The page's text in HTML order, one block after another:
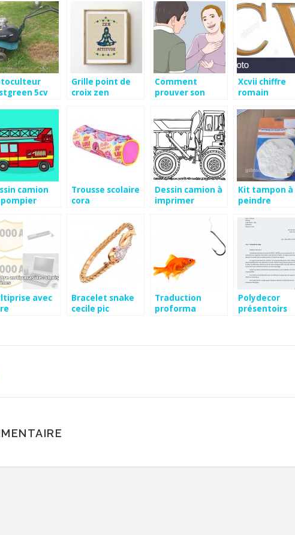
875 cmdw r
5cv
Grille point de
croix zen
Comment
prouver son
Xcvii chiffre
romain
camion
pompier
Trousse scolaire
cora
Dessin camion à
imprimer
Kit tampon à
peindre
avec
Bracelet snake
cecile pic
Traduction
proforma
Polydecor
présentoirs